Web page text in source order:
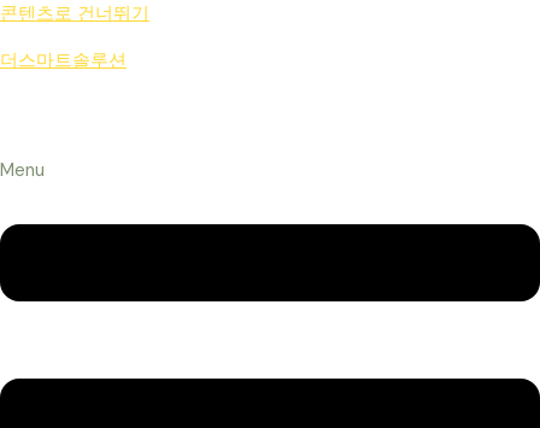
콘텐츠로 건너뛰기
더스마트솔루션
Menu